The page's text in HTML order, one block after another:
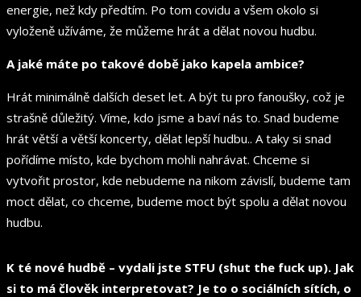
energie, než kdy předtím. Po tom covidu a všem okolo si
vyloženě užíváme, že můžeme hrát a dělat novou hudbu.
A jaké máte po takové době jako kapela ambice?
Hrát minimálně dalších deset let. A být tu pro fanoušky, což je
strašně důležitý. Víme, kdo jsme a baví nás to. Snad budeme
hrát větší a větší koncerty, dělat lepší hudbu.. A taky si snad
pořídíme místo, kde bychom mohli nahrávat. Chceme si
vytvořit prostor, kde nebudeme na nikom závislí, budeme tam
moct dělat, co chceme, budeme moct být spolu a dělat novou
hudbu.
K té nové hudbě – vydali jste STFU (shut the fuck up). Jak
si to má člověk interpretovat? Je to o sociálních sítích, o